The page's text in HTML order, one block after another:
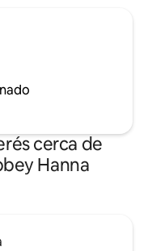
cerca de
Hanna